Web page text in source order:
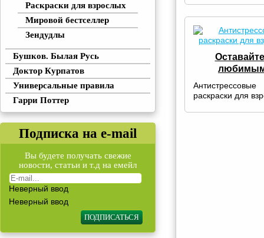
Раскраски для взрослых
Мировой бестселлер
Зендудлы
Бушков. Былая Русь
Доктор Курпатов
Универсальные правила
Гарри Поттер
Подписка на e-mail
Вы будете получать свежие
новости, статьи и т.д на емейл
Неверный ввод
Неверный ввод
Антистрессовые
раскраски для